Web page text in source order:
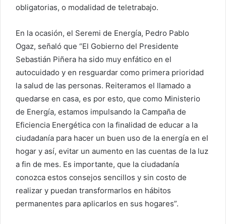
obligatorias, o modalidad de teletrabajo.
En la ocasión, el Seremi de Energía, Pedro Pablo
Ogaz, señaló que “El Gobierno del Presidente
Sebastián Piñera ha sido muy enfático en el
autocuidado y en resguardar como primera prioridad
la salud de las personas. Reiteramos el llamado a
quedarse en casa, es por esto, que como Ministerio
de Energía, estamos impulsando la Campaña de
Eficiencia Energética con la finalidad de educar a la
ciudadanía para hacer un buen uso de la energía en el
hogar y así, evitar un aumento en las cuentas de la luz
a fin de mes. Es importante, que la ciudadanía
conozca estos consejos sencillos y sin costo de
realizar y puedan transformarlos en hábitos
permanentes para aplicarlos en sus hogares”.